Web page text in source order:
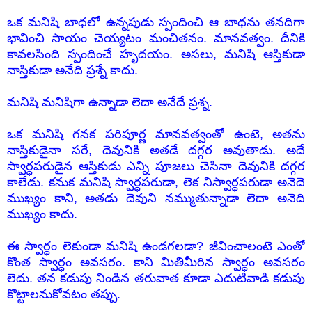
ఒక మనిషి బాధలో ఉన్నపుడు స్పందించి ఆ బాధను తనదిగా
భావించి సాయం చెయ్యటం మంచితనం. మానవత్వం. దీనికి
కావలసింది స్పందించే హృదయం. అసలు, మనిషి ఆస్తికుడా
నాస్తికుడా అనేది ప్రశ్నే కాదు.
మనిషి మనిషిగా ఉన్నాడా లెదా అనేదే ప్రశ్న.
ఒక మనిషి గనక పరిపూర్ణ మానవత్వంతో ఉంటె, అతను
నాస్తికుడైనా సరే, దెవునికి అతడే దగ్గర అవుతాడు. అదే
స్వార్ధపరుడైన ఆస్తికుడు ఎన్ని పూజలు చెసినా దెవునికి దగ్గర
కాలేడు. కనుక మనిషి స్వార్ధపరుడా, లెక నిస్వార్ధపరుడా అనెదె
ముఖ్యం కాని, అతడు దెవుని నమ్ముతున్నాడా లెదా అనెది
ముఖ్యం కాదు.
ఈ స్వార్ధం లెకుండా మనిషి ఉండగలడా? జీవించాలంటె ఎంతో
కొంత స్వార్ధం అవసరం. కాని మితిమీరిన స్వార్ధం అవసరం
లెదు. తన కడుపు నిండిన తరువాత కూడా ఎదుటివాడి కడుపు
కొట్టాలనుకోవటం తప్పు.